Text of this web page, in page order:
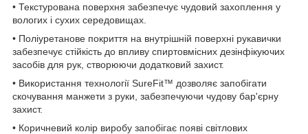
• Текстурована поверхня забезпечує чудовий захоплення у
вологих і сухих середовищах.
• Поліуретанове покриття на внутрішній поверхні рукавички
забезпечує стійкість до впливу спиртовмісних дезінфікуючих
засобів для рук, створюючи додатковий захист.
• Використання технології SureFit™ дозволяє запобігати
скочування манжети з руки, забезпечуючи чудову бар'єрну
захист.
• Коричневий колір виробу запобігає появі світлових